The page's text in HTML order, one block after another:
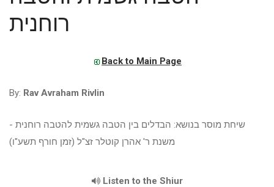
רוחנית
Back to Main Page
By: Rav Avraham Rivlin
שיחת מוסר בנושא: הבדלים בין הטבה גשמית להטבה רוחנית -
משנת ר' אהרן קוטלר זצ"ל (זמן חורף תשע"ו)
Listen to the Shiur